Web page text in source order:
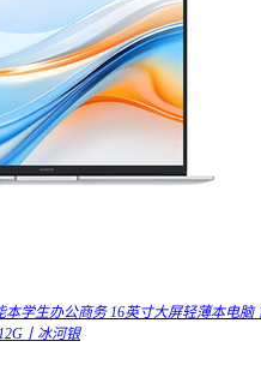
本学生办公商务 16英寸大屏轻薄本电脑
丨冰河银